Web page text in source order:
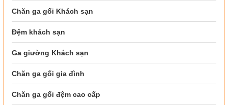
Chăn ga gối Khách sạn
Đệm khách sạn
Ga giường Khách sạn
Chăn ga gối gia đình
Chăn ga gối đệm cao cấp